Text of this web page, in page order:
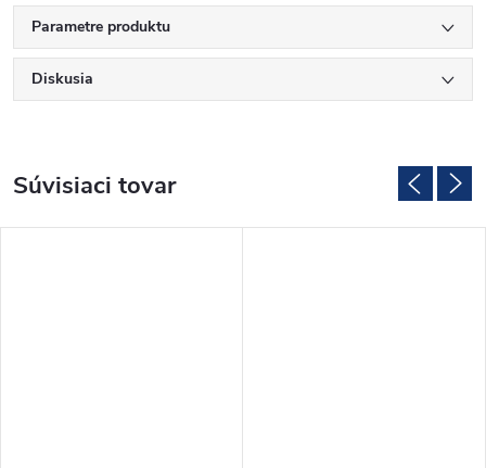
Parametre produktu
Diskusia
Súvisiaci tovar